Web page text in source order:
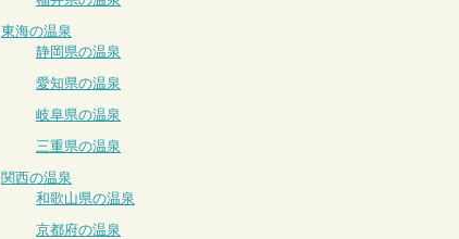
東海の温泉
静岡県の温泉
愛知県の温泉
岐阜県の温泉
三重県の温泉
関西の温泉
和歌山県の温泉
京都府の温泉